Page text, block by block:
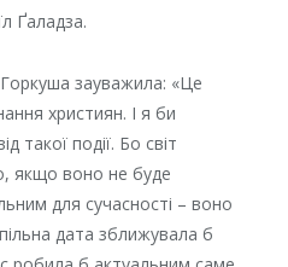
Ґаладза.
Горкуша зауважила: «Це
християн. І я би
такої події. Бо світ
якщо воно не буде
для сучасності – воно
дата зближувала б